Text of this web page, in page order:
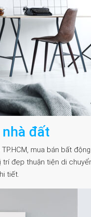
đất
mua bán bất
trí đẹp thuận tiện di
tiết.